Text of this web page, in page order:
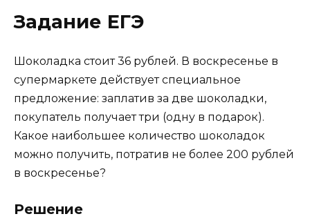
Задание ЕГЭ
Шоколадка стоит 36 рублей. В воскресенье в
супермаркете действует специальное
предложение: заплатив за две шоколадки,
покупатель получает три (одну в подарок).
Какое наибольшее количество шоколадок
можно получить, потратив не более 200 рублей
в воскресенье?
Решение